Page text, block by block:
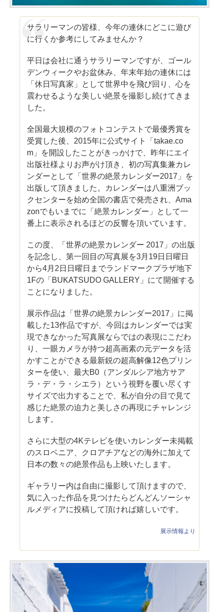
サラリーマンの皆様、今年の連休にどこに遊び
に行くか参考にしてみませんか？
平日は会社に通うサラリーマンですが、ゴール
デンウィークやお盆休み、年末年始の連休には
「休日写真家」として世界中を飛び回り、心を
震わせるような美しい絶景を撮影し続けてきま
した。
全国最大規模のフォトコンテストで最優秀賞を
受賞した後、2015年に公式サイト「takae.co
m」を開設したことがきっかけで、昨年にエイ
出版社様よりお声がけ頂き、初の写真集兼カレ
ンダーとして「世界の絶景カレンダー2017」を
出版して頂きました。カレンダーは八重洲ブッ
クセンターを始め全国の書店で発売され、Ama
zonでもいまでに「絶景カレンダー」として一
番上に表示されるほどの反響を頂いています。
この度、「世界の絶景カレンダー 2017」の出版
を記念し、第一回目の写真展を3月19日日曜日
から4月2日日曜日までランドマークプラザ地下
1Fの「BUKATSUDO GALLERY」にて開催する
ことになりました。
展示作品は「世界の絶景カレンダー2017」に掲
載した13作品ですが、今回はカレンダーでは実
現できなかった写真展ならではの表現にこだわ
り、一眼カメラが持つ超高画素の元データを活
かすことができる最新鋭の超高解像12色プリン
ターを使い、最大B0（アンダルシア地方サア
ラ・デ・ラ・シエラ）という視野を覆い尽くす
サイズで出力することで、私が自分の目で見て
感じた絶景の迫力と美しさの再現にチャレンジ
します。
さらに大型の4Kテレビを使いカレンダー未掲載
のスロベニア、クロアチアなどの海外に加えて
日本の数々の絶景作品も上映いたします。
ギャラリー内は自由に撮影して頂けますので、
気に入った作品を見つけたらどんどんソーシャ
ルメディアに投稿して頂ければ嬉しいです。
展示情報より